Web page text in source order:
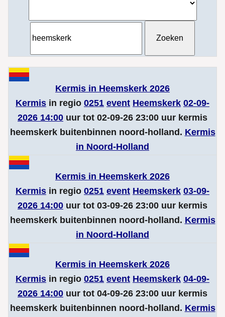
Kermis in Heemskerk 2026
Kermis in regio 0251 event Heemskerk 02-09-
2026 14:00 uur tot 02-09-26 23:00 uur kermis
heemskerk buitenbinnen noord-holland. Kermis
in Noord-Holland
Kermis in Heemskerk 2026
Kermis in regio 0251 event Heemskerk 03-09-
2026 14:00 uur tot 03-09-26 23:00 uur kermis
heemskerk buitenbinnen noord-holland. Kermis
in Noord-Holland
Kermis in Heemskerk 2026
Kermis in regio 0251 event Heemskerk 04-09-
2026 14:00 uur tot 04-09-26 23:00 uur kermis
heemskerk buitenbinnen noord-holland. Kermis